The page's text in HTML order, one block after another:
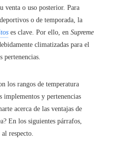
venta o uso posterior. Para
o de temporada, la
es clave. Por ello, en Supreme
climatizadas para el
pertenencias.
los rangos de temperatura
implementos y pertenencias
acerca de las ventajas de
En los siguientes párrafos,
respecto.